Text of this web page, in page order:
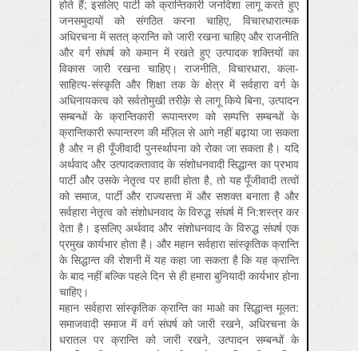
होते हैं; इसलिए पार्टी को क्रान्तिकारी जनदिशा लागू करते हुए
जनसमुदायों को संगठित करना चाहिए, विचारधारात्मक
अधिरचना में सतत् क्रान्ति को जारी रखना चाहिए और राजनीति
और वर्ग संघर्ष को कमान में रखते हुए उत्पादक शक्तियों का
विकास जारी रखना चाहिए। राजनीति, विचारधारा, कला-
साहित्य-संस्कृति और शिक्षा तक के क्षेत्र में सर्वहारा वर्ग के
अधिनायकत्व को सर्वतोमुखी तरीक़े से लागू किये बिना, उत्पादन
सम्बन्धों के क्रान्तिकारी रूपान्तरण को सम्पत्ति सम्बन्धों के
क्रान्तिकारी रूपान्तरण की मंज़िल से आगे नहीं बढ़ाया जा सकता
है और न ही पूँजीवादी पुनर्स्थापना को रोका जा सकता है। यदि
अर्थवाद और उत्पादकतावाद के संशोधनवादी सिद्धान्त का प्रभाव
पार्टी और उसके नेतृत्व पर हावी होता है, तो यह पूँजीवादी तत्वों
को समाज, पार्टी और राज्यसत्ता में और सशक्त बनाता है और
सर्वहारा नेतृत्व को संशोधनवाद के विरुद्ध संघर्ष में नि:शस्त्र कर
देता है। इसलिए अर्थवाद और संशोधनवाद के विरुद्ध संघर्ष एक
प्रमुख कार्यभार होता है। और महान सर्वहारा सांस्कृतिक क्रान्ति
के सिद्धान्त की रोशनी में यह कहा जा सकता है कि यह क्रान्ति
के बाद नहीं बल्कि पहले दिन से ही हमारा बुनियादी कार्यभार होना
चाहिए।
महान सर्वहारा सांस्कृतिक क्रान्ति का माओ का सिद्धान्त मूलत:
समाजवादी समाज में वर्ग संघर्ष को जारी रखने, अधिरचना के
धरातल पर क्रान्ति को जारी रखने, उत्पादन सम्बन्धों के